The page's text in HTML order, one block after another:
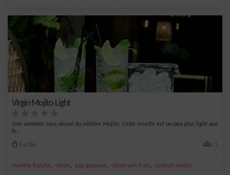
Virgin Mojito Light
Une variante sans alcool du célèbre Mojito. Cette recette est un peu plus light que
le...
Facile 1
menthe fraîche, citron, eau gazeuse, citron vert frais, cocktail mojito